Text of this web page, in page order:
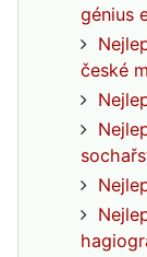
génius
české